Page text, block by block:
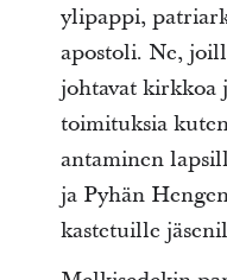
ylipappi,
apostoli. Ne,
johtavat kirkkoa
toimituksia
antaminen
ja Pyhän
kastetuille